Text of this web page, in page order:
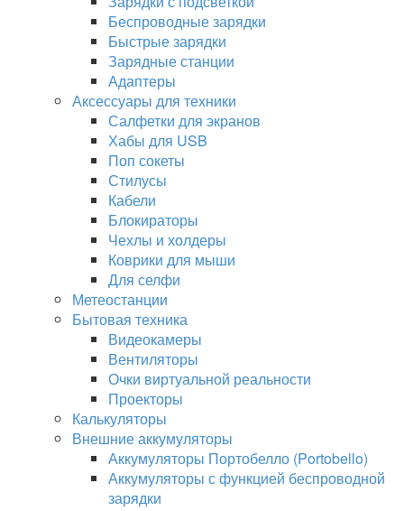
Беспроводные зарядки
Быстрые зарядки
Зарядные станции
Адаптеры
Аксессуары для техники
Салфетки для экранов
Хабы для USB
Поп сокеты
Стилусы
Кабели
Блокираторы
Чехлы и холдеры
Коврики для мыши
Для селфи
Метеостанции
Бытовая техника
Видеокамеры
Вентиляторы
Очки виртуальной реальности
Проекторы
Калькуляторы
Внешние аккумуляторы
Аккумуляторы Портобелло (Portobello)
Аккумуляторы с функцией беспроводной
зарядки